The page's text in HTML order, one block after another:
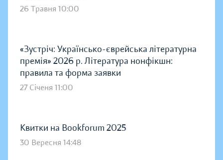
26 Травня 10:00
«Зустріч: Українсько-єврейська літературна
премія» 2026 р. Література нонфікшн:
правила та форма заявки
27 Січеня 11:00
Квитки на Bookforum 2025
30 Вересня 14:48